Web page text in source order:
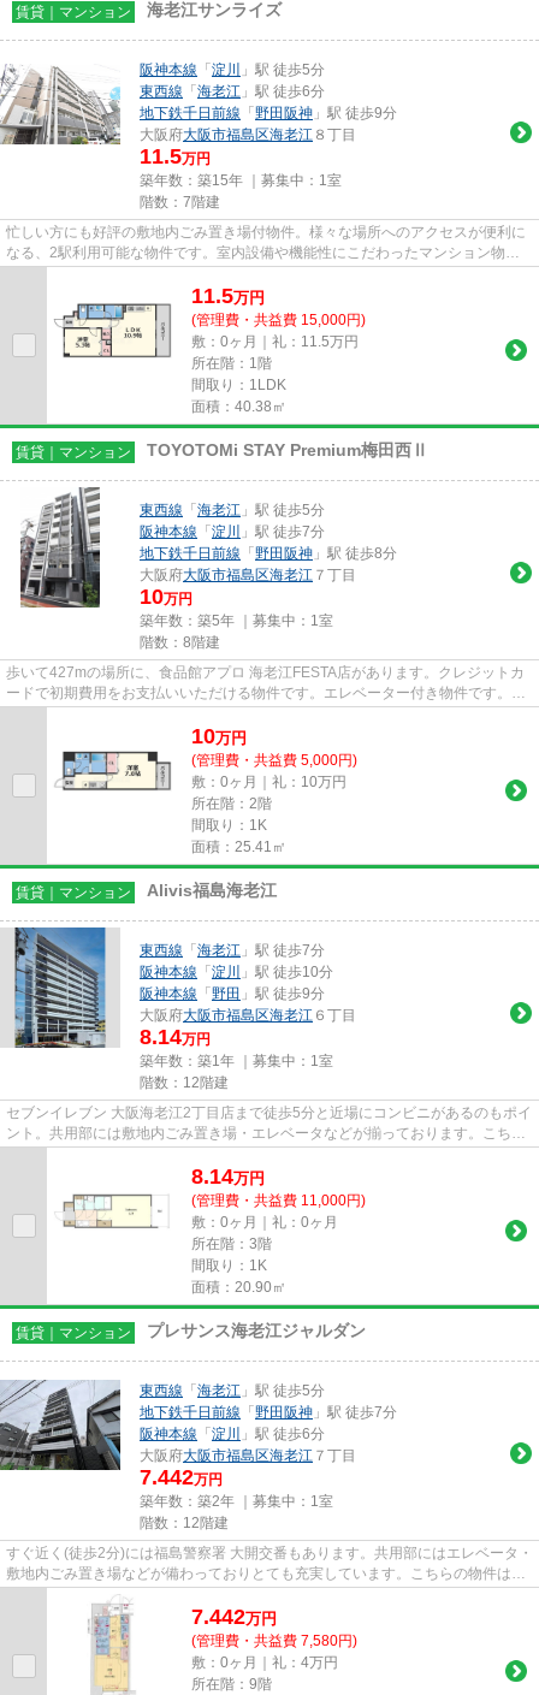
賃貸｜マンション 海老江サンライズ
阪神本線 「 淀川
」駅 徒歩5分
東西線 「 海老江 」駅 徒歩6分
地下鉄千日前線 「 野田阪神 」駅 徒歩9分
大阪府大阪市福島区海老江 ８丁目
11.5万円
築年数：築15年 ｜募集中： 1室
階数：7階建
忙しい方にも好評の敷地内ごみ置き場付物件。様々な場所へのアクセスが便利に
なる、2駅利用可能な物件です。室内設備や機能性にこだわったマンション物件
11.5万円
(管理費・共益費 15,000円)
敷：0ヶ月｜礼：11.5万円
所在階：1階
間取り：1LDK
面積：40.38㎡
賃貸｜マンション TOYOTOMi STAY Premium梅田西Ⅱ
東西線 「 海老江 」駅 徒歩5分
阪神本線 「 淀川
」駅 徒歩7分
地下鉄千日前線 「 野田阪神 」駅 徒歩8分
大阪府大阪市福島区海老江 ７丁目
10万円
築年数：築5年 ｜募集中： 1室
階数：8階建
歩いて427mの場所に、食品館アプロ 海老江FESTA店があります。クレジットカ
ードで初期費用をお支払いいただける物件です。エレベーター付き物件です。2
10万円
(管理費・共益費 5,000円)
敷：0ヶ月｜礼：10万円
所在階：2階
間取り：1K
面積：25.41㎡
賃貸｜マンション Alivis福島海老江
東西線 「 海老江 」駅 徒歩7分
阪神本線 「 淀川
」駅 徒歩10分
阪神本線 「 野田 」駅 徒歩9分
大阪府大阪市福島区海老江 ６丁目
8.14万円
築年数：築1年 ｜募集中： 1室
階数：12階建
セブンイレブン 大阪海老江2丁目店まで徒歩5分と近場にコンビニがあるのもポイ
ント。共用部には敷地内ごみ置き場・エレベータなどが揃っております。こちら
8.14万円
(管理費・共益費 11,000円)
敷：0ヶ月｜礼：0ヶ月
所在階：3階
間取り：1K
面積：20.90㎡
賃貸｜マンション プレサンス海老江ジャルダン
東西線 「 海老江 」駅 徒歩5分
地下鉄千日前線 「 野田阪神 」駅 徒歩7分
阪神本線 「 淀川
」駅 徒歩6分
大阪府大阪市福島区海老江 ７丁目
7.442万円
築年数：築2年 ｜募集中： 1室
階数：12階建
すぐ近く(徒歩2分)には福島警察署 大開交番もあります。共用部にはエレベータ・
敷地内ごみ置き場などが備わっておりとても充実しています。こちらの物件はマ
ンションです。周辺に駅が2...
7.442万円
(管理費・共益費 7,580円)
敷：0ヶ月｜礼：4万円
所在階：9階